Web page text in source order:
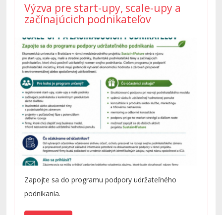
Výzva pre start-upy, scale-upy a
začínajúcich podnikateľov
Zapojte sa do programu podpory udržateľného
podnikania.